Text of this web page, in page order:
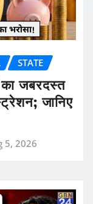
STATE
का जबरदस्त
जानिए
5, 2026